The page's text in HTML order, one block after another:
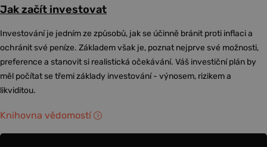
Jak začít investovat
Investování je jedním ze způsobů, jak se účinně bránit proti inflaci a
ochránit své peníze. Základem však je, poznat nejprve své možnosti,
preference a stanovit si realistická očekávání. Váš investiční plán by
měl počítat se třemi základy investování - výnosem, rizikem a
likviditou.
Knihovna vědomostí